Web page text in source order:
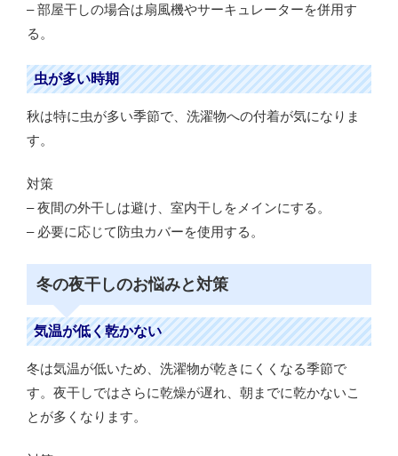
– 部屋干しの場合は扇風機やサーキュレーターを併用す
る。
虫が多い時期
秋は特に虫が多い季節で、洗濯物への付着が気になりま
す。
対策
– 夜間の外干しは避け、室内干しをメインにする。
– 必要に応じて防虫カバーを使用する。
冬の夜干しのお悩みと対策
気温が低く乾かない
冬は気温が低いため、洗濯物が乾きにくくなる季節で
す。夜干しではさらに乾燥が遅れ、朝までに乾かないこ
とが多くなります。